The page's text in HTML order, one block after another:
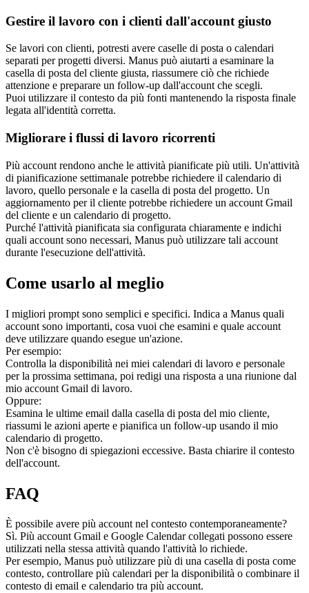
Gestire il lavoro con i clienti dall'account giusto
Se lavori con clienti, potresti avere caselle di posta o calendari
separati per progetti diversi. Manus può aiutarti a esaminare la
casella di posta del cliente giusta, riassumere ciò che richiede
attenzione e preparare un follow-up dall'account che scegli.
Puoi utilizzare il contesto da più fonti mantenendo la risposta finale
legata all'identità corretta.
Migliorare i flussi di lavoro ricorrenti
Più account rendono anche le attività pianificate più utili. Un'attività
di pianificazione settimanale potrebbe richiedere il calendario di
lavoro, quello personale e la casella di posta del progetto. Un
aggiornamento per il cliente potrebbe richiedere un account Gmail
del cliente e un calendario di progetto.
Purché l'attività pianificata sia configurata chiaramente e indichi
quali account sono necessari, Manus può utilizzare tali account
durante l'esecuzione dell'attività.
Come usarlo al meglio
I migliori prompt sono semplici e specifici. Indica a Manus quali
account sono importanti, cosa vuoi che esamini e quale account
deve utilizzare quando esegue un'azione.
Per esempio:
Controlla la disponibilità nei miei calendari di lavoro e personale
per la prossima settimana, poi redigi una risposta a una riunione dal
mio account Gmail di lavoro.
Oppure:
Esamina le ultime email dalla casella di posta del mio cliente,
riassumi le azioni aperte e pianifica un follow-up usando il mio
calendario di progetto.
Non c'è bisogno di spiegazioni eccessive. Basta chiarire il contesto
dell'account.
FAQ
È possibile avere più account nel contesto contemporaneamente?
Sì. Più account Gmail e Google Calendar collegati possono essere
utilizzati nella stessa attività quando l'attività lo richiede.
Per esempio, Manus può utilizzare più di una casella di posta come
contesto, controllare più calendari per la disponibilità o combinare il
contesto di email e calendario tra più account.